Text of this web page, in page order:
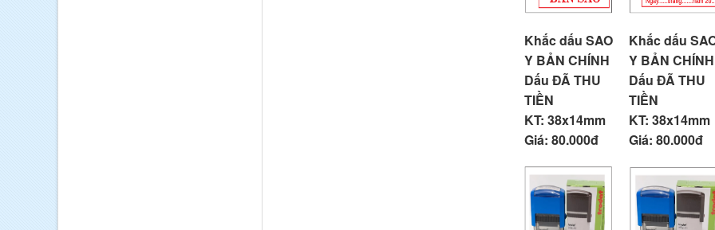
Khắc dấu SAO
Y BẢN CHÍNH
Dấu ĐÃ THU
TIỀN
KT: 38x14mm
Giá: 80.000đ
Khắc dấu
Y BẢN CHÍNH
Dấu ĐÃ THU
TIỀN
KT: 38x14mm
Giá: 80.000đ